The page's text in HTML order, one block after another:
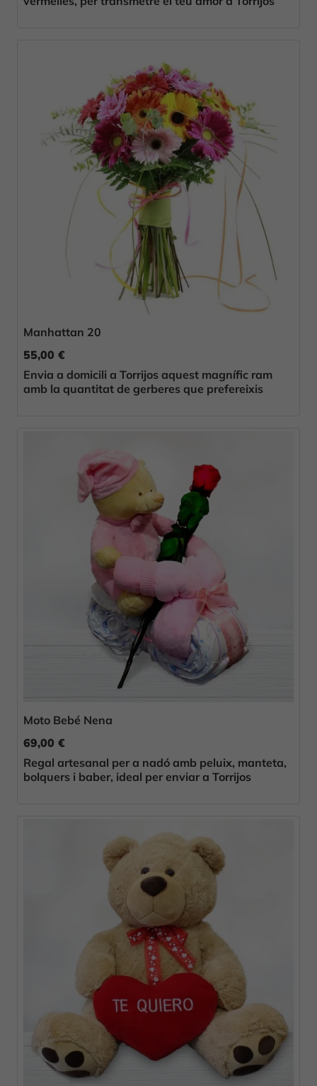
Manhattan 20
55,00 €
Envia a domicili a Torrijos aquest magnífic ram
amb la quantitat de gerberes que prefereixis
Moto Bebé Nena
69,00 €
Regal artesanal per a nadó amb peluix, manteta,
bolquers i baber, ideal per enviar a Torrijos